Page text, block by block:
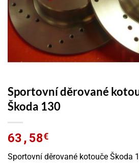
Sportovní děrované
Škoda 130
63,58€
Sportovní děrované kotouče Škoda